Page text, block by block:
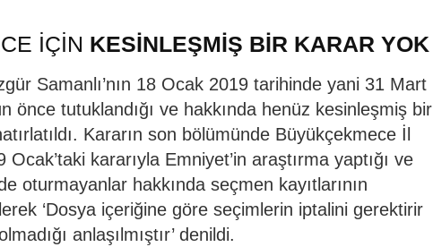
İÇİN KESİNLEŞMİŞ BİR KARAR YOK
Samanlı’nın 18 Ocak 2019 tarihinde yani 31 Mart
önce tutuklandığı ve hakkında henüz kesinleşmiş bir
Kararın son bölümünde Büyükçekmece İl
Ocak’taki kararıyla Emniyet’in araştırma yaptığı ve
oturmayanlar hakkında seçmen kayıtlarının
‘Dosya içeriğine göre seçimlerin iptalini gerektirir
anlaşılmıştır’ denildi.